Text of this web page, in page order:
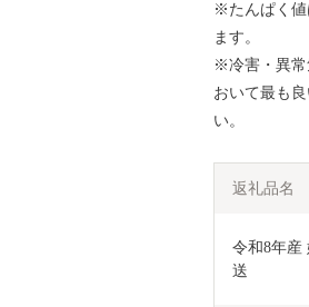
※たんぱく値
ます。
※冷害・異常
おいて最も
い。
返礼品名
令和8年産
送